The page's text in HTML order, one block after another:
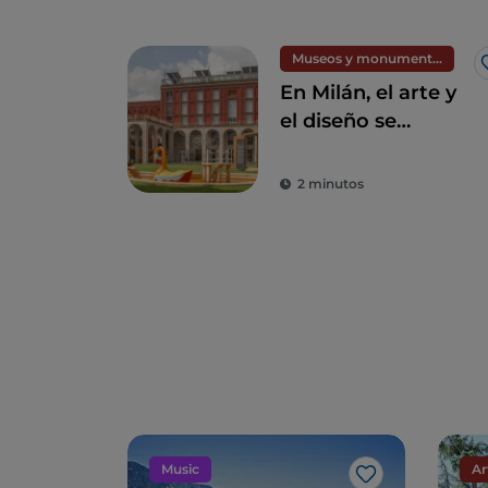
Museos y monumentos
En Milán, el arte y
el diseño se
Trienal
2 minutos
Music